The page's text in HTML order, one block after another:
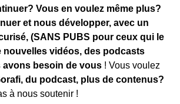
Vous en voulez même plus?
et nous développer, avec un
(SANS PUBS pour ceux qui le
nouvelles vidéos, des podcasts
avons besoin de vous ! Vous voulez
du podcast, plus de contenus?
à nous soutenir !